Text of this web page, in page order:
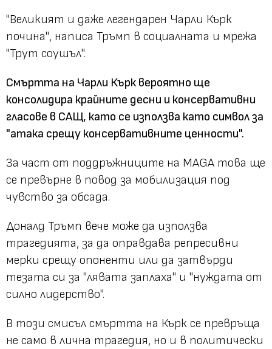
"Великият и даже легендарен Чарли Кърк
почина", написа Тръмп в социалната и мрежа
"Трут соушъл".
Смъртта на Чарли Кърк вероятно ще
консолидира крайните десни и консервативни
гласове в САЩ, като се използва като символ за
"атака срещу консервативните ценности".
За част от поддръжниците на MAGA това ще
се превърне в повод за мобилизация под
чувство за обсада.
Доналд Тръмп вече може да използва
трагедията, за да оправдава репресивни
мерки срещу опоненти или да затвърди
тезата си за "лявата заплаха" и "нуждата от
силно лидерство".
В този смисъл смъртта на Кърк се превръща
не само в лична трагедия, но и в политически